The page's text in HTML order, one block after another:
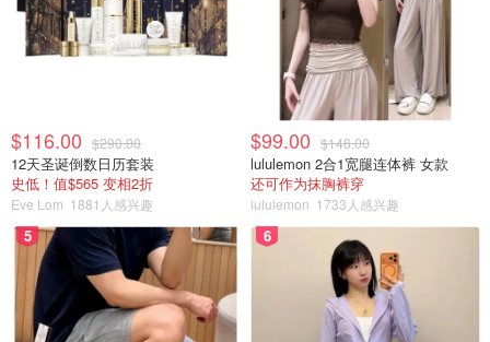
$116.00 $290.00
12天圣诞倒数日历套装
史低！值$565 变相2折
Eve Lom 1881人感兴趣
$99.00 $148.00
lululemon 2合1宽腿连体裤 女款
还可作为抹胸裤穿
lululemon 1733人感兴趣
5 6